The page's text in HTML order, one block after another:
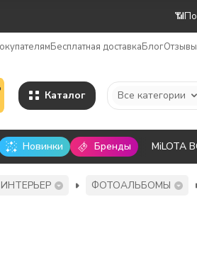
Бесплатная доставкаБлогОтзывы
Каталог Все категории
Новинки Бренды MiLOTA
ФОТОАЛЬБОМЫ